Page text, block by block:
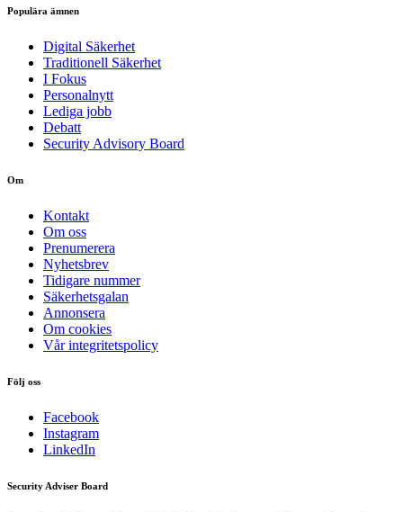
Populära ämnen
Digital Säkerhet
Traditionell Säkerhet
I Fokus
Personalnytt
Lediga jobb
Debatt
Security Advisory Board
Om
Kontakt
Om oss
Prenumerera
Nyhetsbrev
Tidigare nummer
Säkerhetsgalan
Annonsera
Om cookies
Vår integritetspolicy
Följ oss
Facebook
Instagram
LinkedIn
Security Adviser Board